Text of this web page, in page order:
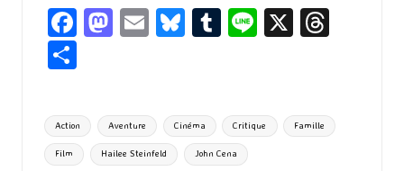
Fa
o
o
M
d
o
E
l
Bl
ky
T
bl
r
Li X
ds
ta
g
Tags:
Action Aventure Cinéma Critique Famille
Film Hailee Steinfeld John Cena